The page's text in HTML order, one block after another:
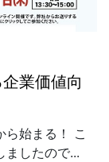
業価値向
ら始まる！ こ
ましたので...